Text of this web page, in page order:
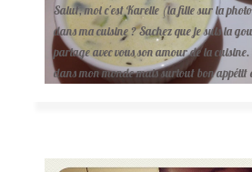
Salut, moi c'est Karelle (la fille sur la
dans ma cuisine ? Sachez que je suis la
partage avec vous son amour de la
dans mon monde mais surtout bon appétit